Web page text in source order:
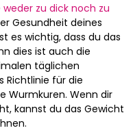
weder zu dick noch zu
Gesundheit deines
es wichtig, dass du das
dies ist auch die
täglichen
Richtlinie für die
Wurmkuren. Wenn dir
kannst du das Gewicht